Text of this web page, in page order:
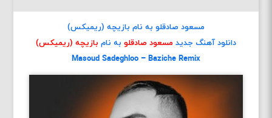
مسعود صادقلو به نام بازیچه (ریمیکس)
دانلود آهنگ جدید مسعود صادقلو به نام بازیچه (ریمیکس)
Masoud Sadeghloo – Baziche Remix